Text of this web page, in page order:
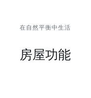
在自然平衡中生活
房屋功能